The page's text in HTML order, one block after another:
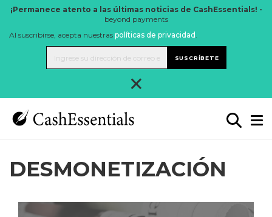
¡Permanece atento a las últimas noticias de CashEssentials! -
beyond payments
Al suscribirse, acepta nuestras políticas de privacidad .
SUSCRÍBETE
×
DESMONETIZACIÓN